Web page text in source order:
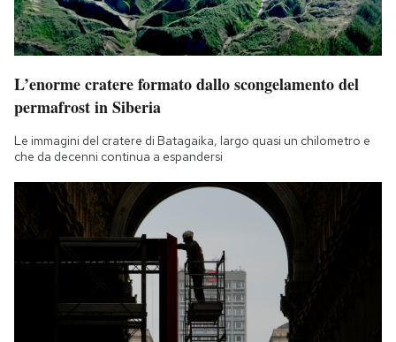
L’enorme cratere formato dallo scongelamento del
permafrost in Siberia
Le immagini del cratere di Batagaika, largo quasi un chilometro e
che da decenni continua a espandersi